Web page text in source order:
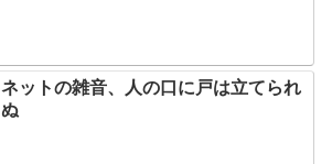
ネットの雑音、人の口に戸は立てられ
ぬ